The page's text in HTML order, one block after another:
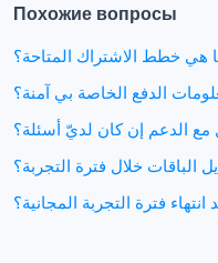
Похожие вопросы
هي خطط الاشتراك المتاحة؟
الدفع الخاصة بي آمنة؟
الدعم إن كان لديّ أسئلة؟
الباقات خلال فترة التجربة؟
فترة التجربة المجانية؟